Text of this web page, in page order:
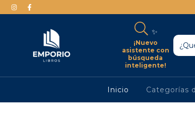
✨
¡Nuevo
asistente con
búsqueda
inteligente!
Inicio Categorías